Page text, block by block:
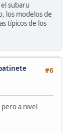
subaru
los modelos de
típicos de los
#6
a nivel